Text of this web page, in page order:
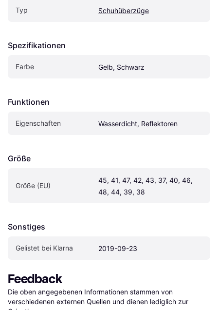
Typ Schuhüberzüge
Spezifikationen
Farbe Gelb, Schwarz
Funktionen
Eigen­schaften Wasserdicht, Reflektoren
Größe
Größe (EU)
45, 41, 47, 42, 43, 37, 40, 46,
48, 44, 39, 38
Sonstiges
Gelistet bei Klarna 2019-09-23
Feedback
Die oben angegebenen Informationen stammen von
verschiedenen externen Quellen und dienen lediglich zur